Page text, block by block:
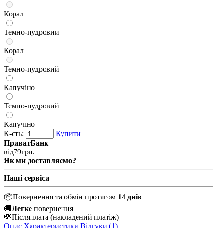
Корал
Темно-пудровий
Корал
Темно-пудровий
Капучіно
Темно-пудровий
Капучіно
К-сть:
Купити
ПриватБанк
від79грн.
Як ми доставляємо?
Наші сервіси
📦Повернення та обмін протягом 14 днів
🚚Легке повернення
💸Післяплата (накладений платіж)
Опис Характеристики Відгуки (1)